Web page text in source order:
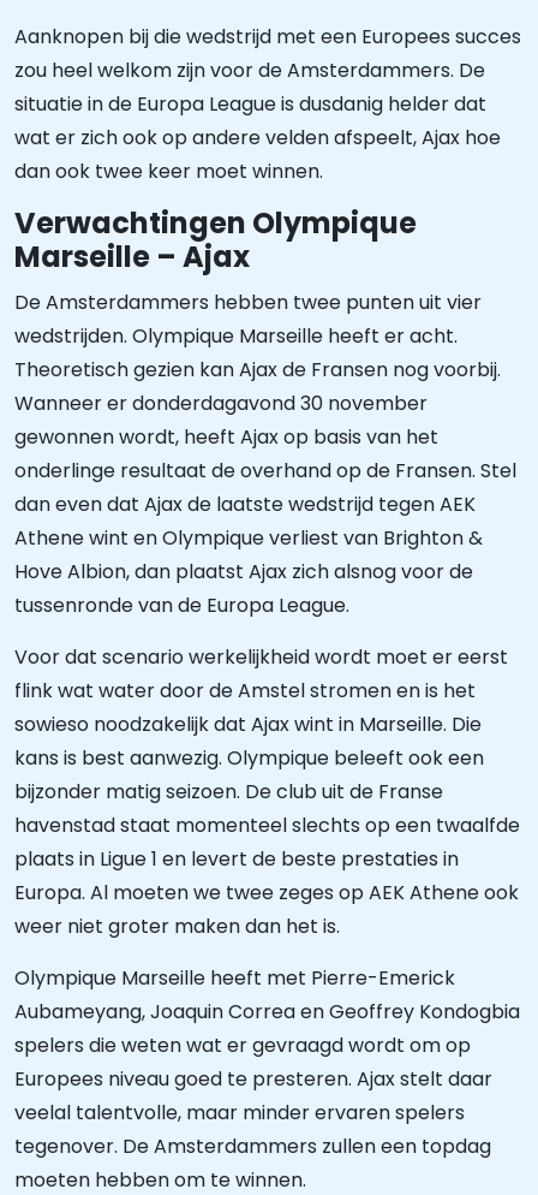
Aanknopen bij die wedstrijd met een Europees succes
zou heel welkom zijn voor de Amsterdammers. De
situatie in de Europa League is dusdanig helder dat
wat er zich ook op andere velden afspeelt, Ajax hoe
dan ook twee keer moet winnen.
Verwachtingen Olympique
Marseille – Ajax
De Amsterdammers hebben twee punten uit vier
wedstrijden. Olympique Marseille heeft er acht.
Theoretisch gezien kan Ajax de Fransen nog voorbij.
Wanneer er donderdagavond 30 november
gewonnen wordt, heeft Ajax op basis van het
onderlinge resultaat de overhand op de Fransen. Stel
dan even dat Ajax de laatste wedstrijd tegen AEK
Athene wint en Olympique verliest van Brighton &
Hove Albion, dan plaatst Ajax zich alsnog voor de
tussenronde van de Europa League.
Voor dat scenario werkelijkheid wordt moet er eerst
flink wat water door de Amstel stromen en is het
sowieso noodzakelijk dat Ajax wint in Marseille. Die
kans is best aanwezig. Olympique beleeft ook een
bijzonder matig seizoen. De club uit de Franse
havenstad staat momenteel slechts op een twaalfde
plaats in Ligue 1 en levert de beste prestaties in
Europa. Al moeten we twee zeges op AEK Athene ook
weer niet groter maken dan het is.
Olympique Marseille heeft met Pierre-Emerick
Aubameyang, Joaquin Correa en Geoffrey Kondogbia
spelers die weten wat er gevraagd wordt om op
Europees niveau goed te presteren. Ajax stelt daar
veelal talentvolle, maar minder ervaren spelers
tegenover. De Amsterdammers zullen een topdag
moeten hebben om te winnen.